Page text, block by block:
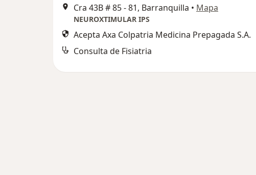
Cra 43B # 85 - 81, Barranquilla • Mapa
NEUROXTIMULAR IPS
Acepta Axa Colpatria Medicina Prepagada S.A.
Consulta de Fisiatria